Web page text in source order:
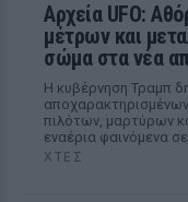
Αρχεία UFO:
μέτρων και
σώμα στα νέα
Η κυβέρνηση Τραμπ
πιλότων, μαρτύρων
εναέρια φαινόμενα
ΧΤΕΣ